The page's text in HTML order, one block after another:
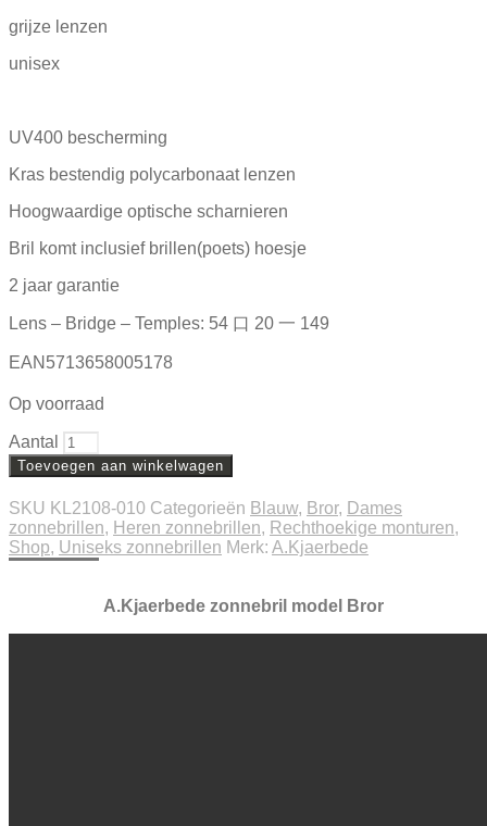
grijze lenzen
unisex
UV400 bescherming
Kras bestendig polycarbonaat lenzen
Hoogwaardige optische scharnieren
Bril komt inclusief brillen(poets) hoesje
2 jaar garantie
Lens – Bridge – Temples: 54 口 20 一 149
EAN5713658005178
Op voorraad
Aantal
Toevoegen aan winkelwagen
SKU KL2108-010 Categorieën Blauw, Bror, Dames
zonnebrillen, Heren zonnebrillen, Rechthoekige monturen,
Shop, Uniseks zonnebrillen Merk: A.Kjaerbede
A.Kjaerbede zonnebril model Bror